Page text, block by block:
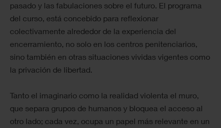
pasado y las fabulaciones sobre el futuro. El programa
del curso, está concebido para reflexionar
colectivamente alrededor de la experiencia del
encerramiento, no solo en los centros penitenciarios,
sino también en otras situaciones vividas vigentes como
la privación de libertad.
Tanto el imaginario como la realidad violenta el muro,
que separa grupos de humanos y bloquea el acceso al
otro lado; cada vez, ocupa un papel más relevante en un